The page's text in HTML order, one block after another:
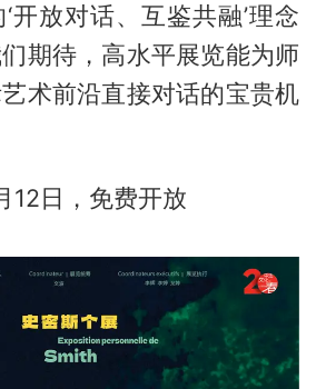
开放对话、互鉴共融’理念
期待，高水平展览能为师
术前沿直接对话的宝贵机
12日，免费开放